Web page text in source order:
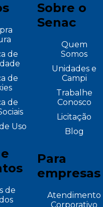
de
de
de
Uso
de
Sobre o
Senac
Quem
Somos
Unidades e
Campi
Trabalhe
Conosco
Licitação
Blog
Para
empresas
Atendimento
Corporativo